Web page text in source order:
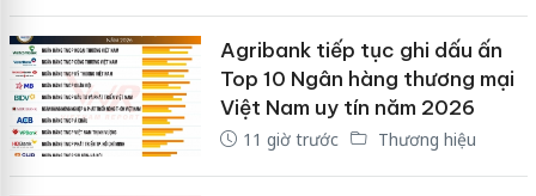
Agribank tiếp tục ghi dấu ấn
Top 10 Ngân hàng thương mại
Việt Nam uy tín năm 2026
11 giờ trước Thương hiệu